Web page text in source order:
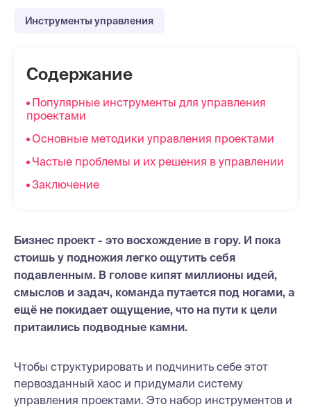
Инструменты управления
Содержание
Популярные инструменты для управления
проектами
Основные методики управления проектами
Частые проблемы и их решения в управлении
Заключение
Бизнес проект - это восхождение в гору. И пока
стоишь у подножия легко ощутить себя
подавленным. В голове кипят миллионы идей,
смыслов и задач, команда путается под ногами, а
ещё не покидает ощущение, что на пути к цели
притаились подводные камни.
Чтобы структурировать и подчинить себе этот
первозданный хаос и придумали систему
управления проектами. Это набор инструментов и